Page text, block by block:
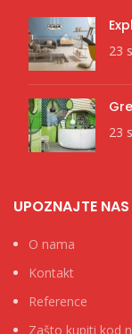
23
23
UPOZNAJTE NAS
O nama
Kontakt
Reference
Zašto kupiti kod